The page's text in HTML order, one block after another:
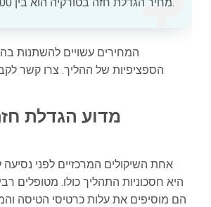
מחיר הגדלת חזה בטורקיה הוא בין $2,000 ל-$3,000.
הספציפיות של ההליך. צרו קשר
מדוע הגדלת
אחת השיקולים המרכזיים לפני
היא חסכוניות התהליך כולו. מטופלים
הם מוסיפים את עלות כרטיסי הטיסה